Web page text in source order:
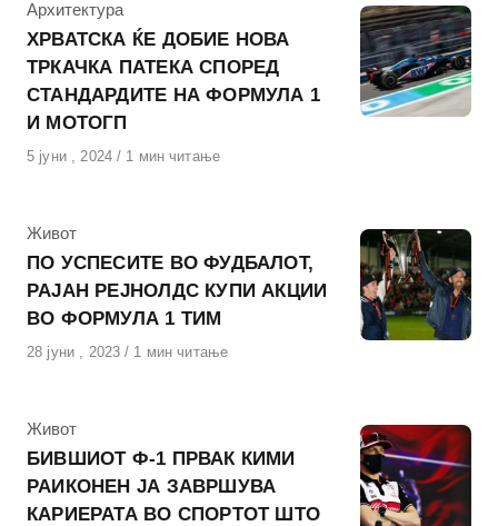
КАтегорија
Архитектура
ХРВАТСКА ЌЕ ДОБИЕ НОВА
ТРКАЧКА ПАТЕКА СПОРЕД
СТАНДАРДИТЕ НА ФОРМУЛА 1
И МОТОГП
Објавено
5 јуни , 2024 1 мин читање
КАтегорија
Живот
ПО УСПЕСИТЕ ВО ФУДБАЛОТ,
РАЈАН РЕЈНОЛДС КУПИ АКЦИИ
ВО ФОРМУЛА 1 ТИМ
Објавено
28 јуни , 2023 1 мин читање
КАтегорија
Живот
БИВШИОТ Ф-1 ПРВАК КИМИ
РАИКОНЕН ЈА ЗАВРШУВА
КАРИЕРАТА ВО СПОРТОТ ШТО